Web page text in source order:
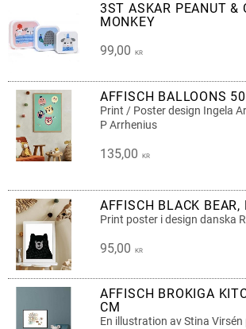
3ST ASKAR PEANUT &
MONKEY
99,00
KR
AFFISCH BALLOONS
Print / Poster design Ingela
P Arrhenius
135,00 KR
AFFISCH BLACK BEAR,
Print poster i design danska
95,00 KR
AFFISCH BROKIGA
CM
En illustration av Stina